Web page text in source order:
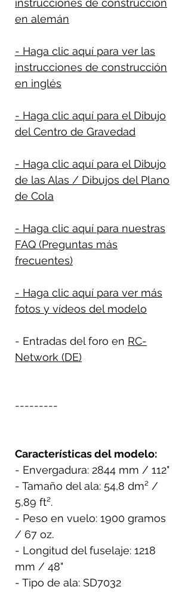
en alemán
- Haga clic aquí para ver las
instrucciones de construcción
en inglés
- Haga clic aquí para el Dibujo
del Centro de Gravedad
- Haga clic aquí para el Dibujo
de las Alas / Dibujos del Plano
de Cola
- Haga clic aquí para nuestras
FAQ (Preguntas más
frecuentes)
- Haga clic aquí para ver más
fotos y vídeos del modelo
- Entradas del foro en RC-
Network (DE)
---------
Características del modelo:
- Envergadura: 2844 mm / 112"
- Tamaño del ala: 54,8 dm² /
5,89 ft².
- Peso en vuelo: 1900 gramos
/ 67 oz.
- Longitud del fuselaje: 1218
mm / 48"
- Tipo de ala: SD7032